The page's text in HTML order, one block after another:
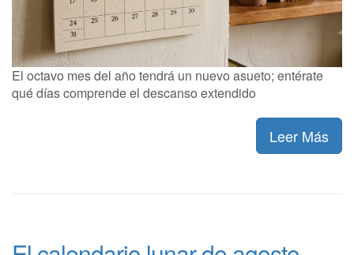
El octavo mes del año tendrá un nuevo asueto; entérate
qué días comprende el descanso extendido
Leer Más